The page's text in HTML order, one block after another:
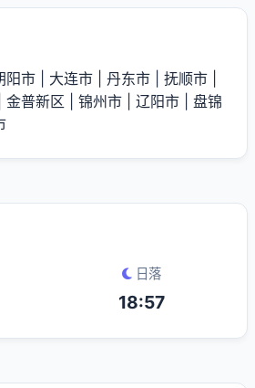
阳市 大连市 丹东市 抚顺市
金普新区 锦州市 辽阳市
盘锦
日落
18:57